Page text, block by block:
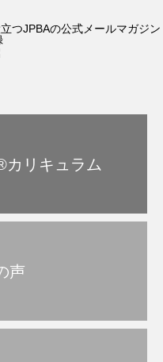
カリキュラム
声